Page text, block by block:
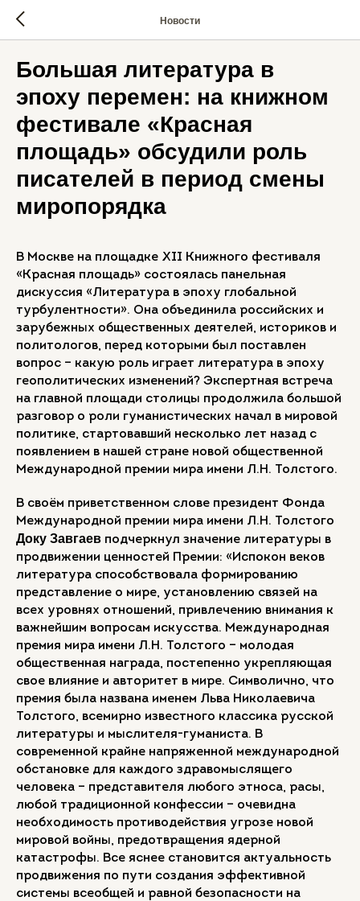
Новости
Большая литература в
эпоху перемен: на книжном
фестивале «Красная
площадь» обсудили роль
писателей в период смены
миропорядка
В Москве на площадке XII Книжного фестиваля
«Красная площадь» состоялась панельная
дискуссия «Литература в эпоху глобальной
турбулентности». Она объединила российских и
зарубежных общественных деятелей, историков и
политологов, перед которыми был поставлен
вопрос – какую роль играет литература в эпоху
геополитических изменений? Экспертная встреча
на главной площади столицы продолжила большой
разговор о роли гуманистических начал в мировой
политике, стартовавший несколько лет назад с
появлением в нашей стране новой общественной
Международной премии мира имени Л.Н. Толстого.
В своём приветственном слове президент Фонда
Международной премии мира имени Л.Н. Толстого
Доку Завгаев подчеркнул значение литературы в
продвижении ценностей Премии: «Испокон веков
литература способствовала формированию
представление о мире, установлению связей на
всех уровнях отношений, привлечению внимания к
важнейшим вопросам искусства. Международная
премия мира имени Л.Н. Толстого – молодая
общественная награда, постепенно укрепляющая
свое влияние и авторитет в мире. Символично, что
премия была названа именем Льва Николаевича
Толстого, всемирно известного классика русской
литературы и мыслителя-гуманиста. В
современной крайне напряженной международной
обстановке для каждого здравомыслящего
человека – представителя любого этноса, расы,
любой традиционной конфессии – очевидна
необходимость противодействия угрозе новой
мировой войны, предотвращения ядерной
катастрофы. Все яснее становится актуальность
продвижения по пути создания эффективной
системы всеобщей и равной безопасности на